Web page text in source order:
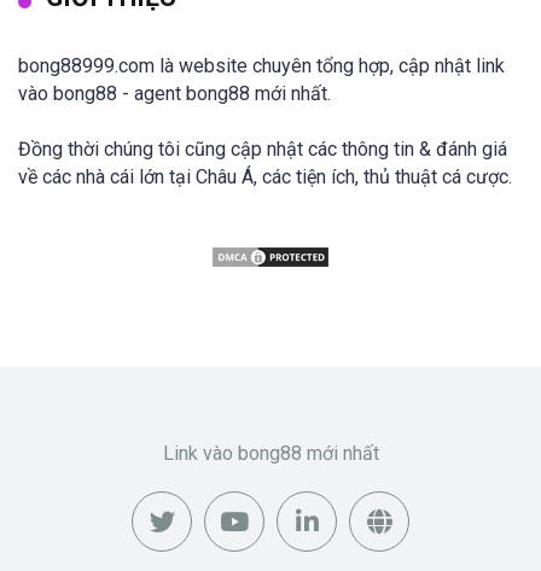
bong88999.com là website chuyên tổng hợp, cập nhật link
vào bong88 - agent bong88 mới nhất.
Đồng thời chúng tôi cũng cập nhật các thông tin & đánh giá
về các nhà cái lớn tại Châu Á, các tiện ích, thủ thuật cá cược.
Link vào bong88 mới nhất